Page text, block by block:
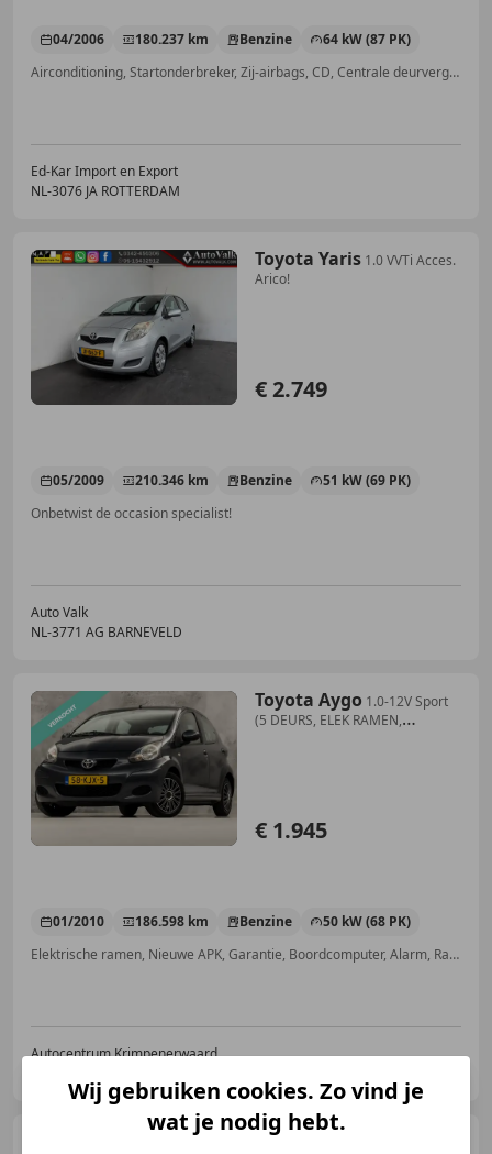
04/2006 180.237 km Benzine
64 kW (87 PK)
Airconditioning, Startonderbreker, Zij-airbags, CD, Centrale deurvergrendeling met afstandsbediening, Airbag passagier, Elektrische ramen
Ed-Kar Import en Export
NL-3076 JA ROTTERDAM
Toyota Yaris 1.0 VVTi Acces.
Arico!
€ 2.749
05/2009 210.346 km Benzine
51 kW (69 PK)
Onbetwist de occasion specialist!
Auto Valk
NL-3771 AG BARNEVELD
Toyota Aygo 1.0-12V Sport
(5 DEURS, ELEK RAMEN,
€ 1.945
01/2010 186.598 km Benzine
50 kW (68 PK)
Elektrische ramen, Nieuwe APK, Garantie, Boordcomputer, Alarm, Radio, Zij-airbags, ABS
Autocentrum Krimpenerwaard
Toyota Aygo
Wij gebruiken cookies. Zo vind je
wat je nodig hebt.